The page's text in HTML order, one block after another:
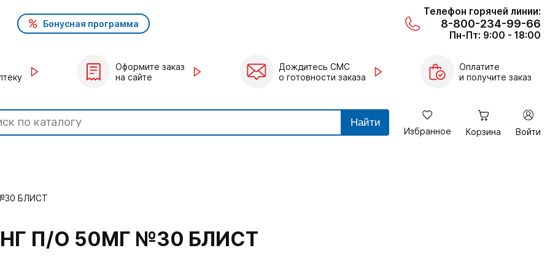
Бонусная программа
Телефон горячей линии:
8-800-234-99-66
Пн-Пт: 9:00 - 18:00
Оформите заказ
на сайте
Дождитесь СМС
о готовности заказа
Оплатите
и получите заказ
Найти
Избранное Корзина Войти
БЛИСТ
П/О 50МГ №30 БЛИСТ